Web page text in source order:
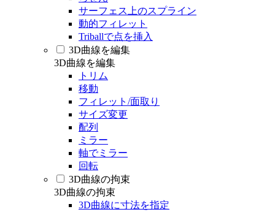
サーフェス上のスプライン
動的フィレット
Triballで点を挿入
3D曲線を編集
3D曲線を編集
トリム
移動
フィレット/面取り
サイズ変更
配列
ミラー
軸でミラー
回転
3D曲線の拘束
3D曲線の拘束
3D曲線に寸法を指定